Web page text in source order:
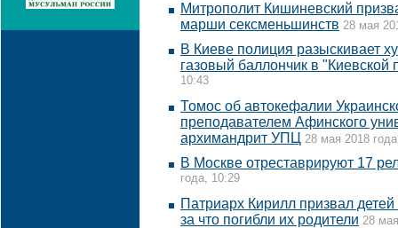
Митрополит Кишиневский
марши сексменьшинств 28 мая
В Киеве полиция разыскивает
газовый баллончик в "Киевской
10:43
Томос об автокефалии
преподавателем Афинского
архимандрит УПЦ 28 мая 2018
В Москве отреставрируют 17
года, 10:29
Патриарх Кирилл призвал
за что погибли их родители 28